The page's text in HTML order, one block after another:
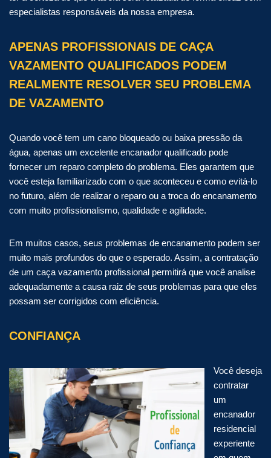
especialistas responsáveis da nossa empresa.
APENAS PROFISSIONAIS DE CAÇA
VAZAMENTO QUALIFICADOS PODEM
REALMENTE RESOLVER SEU PROBLEMA
DE VAZAMENTO
Quando você tem um cano bloqueado ou baixa pressão da
água, apenas um excelente encanador qualificado pode
fornecer um reparo completo do problema. Eles garantem que
você esteja familiarizado com o que aconteceu e como evitá-lo
no futuro, além de realizar o reparo ou a troca do encanamento
com muito profissionalismo, qualidade e agilidade.
Em muitos casos, seus problemas de encanamento podem ser
muito mais profundos do que o esperado. Assim, a contratação
de um caça vazamento profissional permitirá que você analise
adequadamente a causa raiz de seus problemas para que eles
possam ser corrigidos com eficiência.
CONFIANÇA
Você deseja
contratar
um
encanador
residencial
experiente